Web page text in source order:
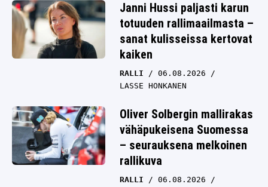
Janni Hussi paljasti karun
totuuden rallimaailmasta –
sanat kulisseissa kertovat
kaiken
RALLI
06.08.2026
LASSE HONKANEN
Oliver Solbergin mallirakas
vähäpukeisena Suomessa
– seurauksena melkoinen
rallikuva
RALLI
06.08.2026